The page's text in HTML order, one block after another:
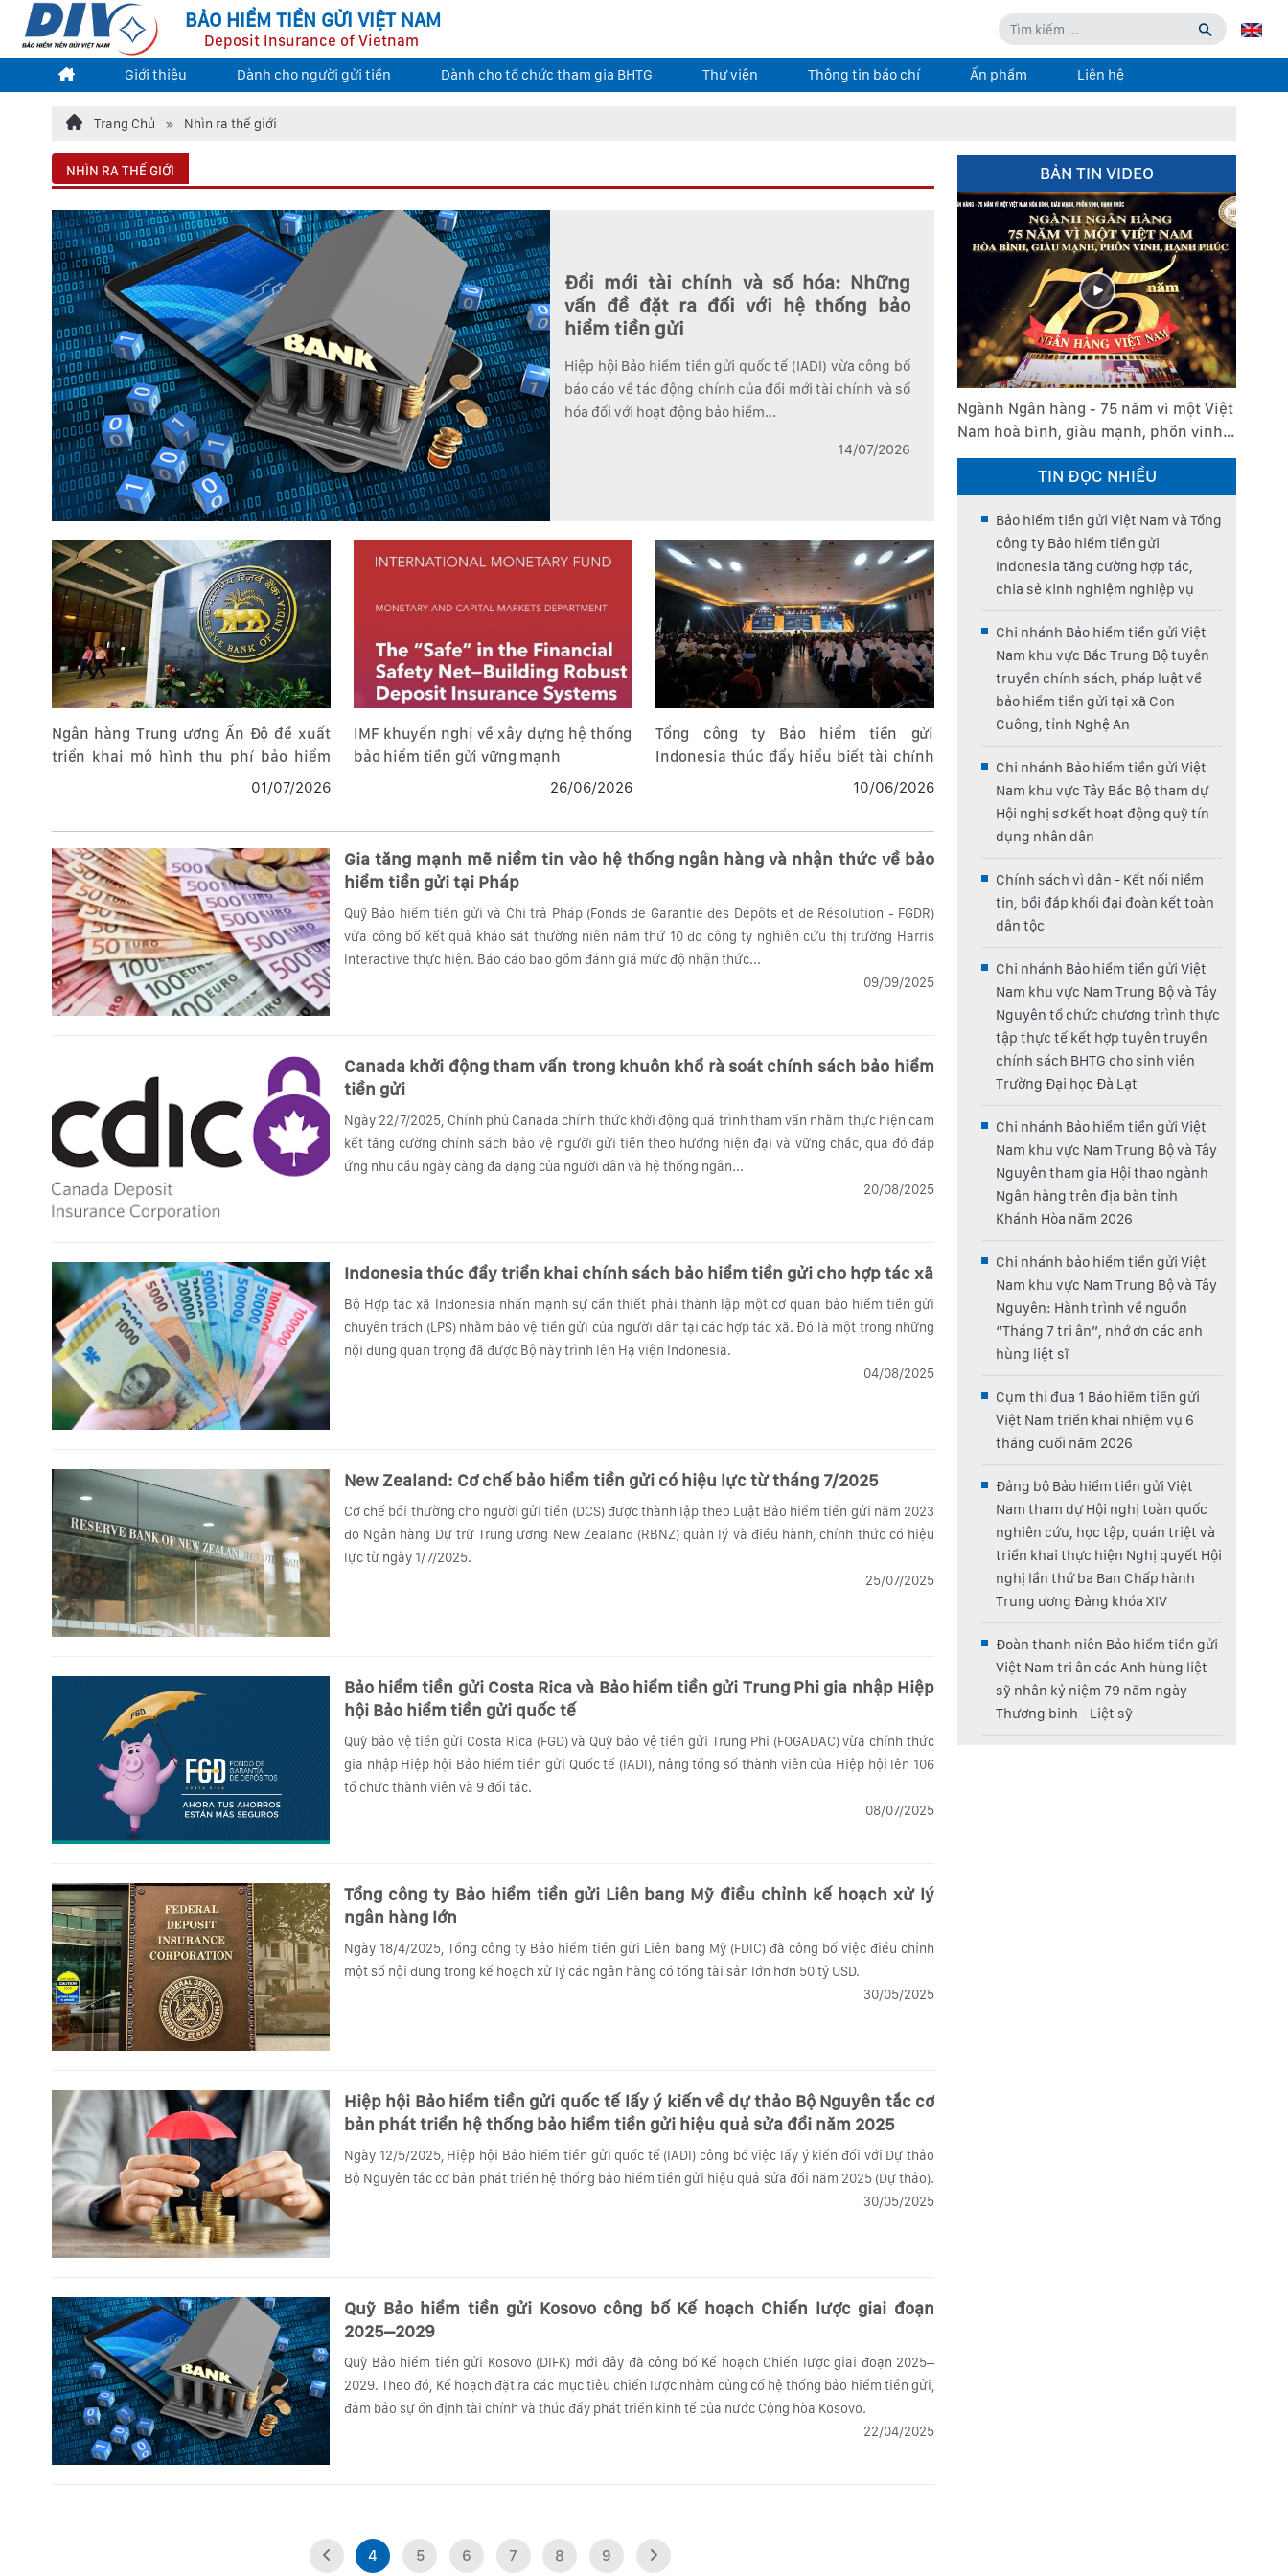
BẢO HIỂM TIỀN GỬI VIỆT NAM
Deposit Insurance of Vietnam
Giới thiệu Dành cho người gửi tiền Dành cho tổ chức tham gia BHTG Thư viện Thông tin báo chí Ấn phẩm Liên hệ
Trang Chủ Nhìn ra thế giới
NHÌN RA THẾ GIỚI
Đổi mới tài chính và số hóa: Những
vấn đề đặt ra đối với hệ thống bảo
hiểm tiền gửi
Hiệp hội Bảo hiểm tiền gửi quốc tế (IADI) vừa công bố
báo cáo về tác động chính của đổi mới tài chính và số
hóa đối với hoạt động bảo hiểm...
14/07/2026
Ngân hàng Trung ương Ấn Độ đề xuất
triển khai mô hình thu phí bảo hiểm
01/07/2026
IMF khuyến nghị về xây dựng hệ thống
bảo hiểm tiền gửi vững mạnh
26/06/2026
Tổng công ty Bảo hiểm tiền gửi
Indonesia thúc đẩy hiểu biết tài chính
cho cộng đồng thông qua Lễ hội tài
10/06/2026
Gia tăng mạnh mẽ niềm tin vào hệ thống ngân hàng và nhận thức về bảo
hiểm tiền gửi tại Pháp
Quỹ Bảo hiểm tiền gửi và Chi trả Pháp (Fonds de Garantie des Dépôts et de Résolution - FGDR)
vừa công bố kết quả khảo sát thường niên năm thứ 10 do công ty nghiên cứu thị trường Harris
Interactive thực hiện. Báo cáo bao gồm đánh giá mức độ nhận thức...
09/09/2025
Canada khởi động tham vấn trong khuôn khổ rà soát chính sách bảo hiểm
tiền gửi
Ngày 22/7/2025, Chính phủ Canada chính thức khởi động quá trình tham vấn nhằm thực hiện cam
kết tăng cường chính sách bảo vệ người gửi tiền theo hướng hiện đại và vững chắc, qua đó đáp
ứng nhu cầu ngày càng đa dạng của người dân và hệ thống ngân...
20/08/2025
Indonesia thúc đẩy triển khai chính sách bảo hiểm tiền gửi cho hợp tác xã
Bộ Hợp tác xã Indonesia nhấn mạnh sự cần thiết phải thành lập một cơ quan bảo hiểm tiền gửi
chuyên trách (LPS) nhằm bảo vệ tiền gửi của người dân tại các hợp tác xã. Đó là một trong những
nội dung quan trọng đã được Bộ này trình lên Hạ viện Indonesia.
04/08/2025
New Zealand: Cơ chế bảo hiểm tiền gửi có hiệu lực từ tháng 7/2025
Cơ chế bồi thường cho người gửi tiền (DCS) được thành lập theo Luật Bảo hiểm tiền gửi năm 2023
do Ngân hàng Dự trữ Trung ương New Zealand (RBNZ) quản lý và điều hành, chính thức có hiệu
lực từ ngày 1/7/2025.
25/07/2025
Bảo hiểm tiền gửi Costa Rica và Bảo hiểm tiền gửi Trung Phi gia nhập Hiệp
hội Bảo hiểm tiền gửi quốc tế
Quỹ bảo vệ tiền gửi Costa Rica (FGD) và Quỹ bảo vệ tiền gửi Trung Phi (FOGADAC) vừa chính thức
gia nhập Hiệp hội Bảo hiểm tiền gửi Quốc tế (IADI), nâng tổng số thành viên của Hiệp hội lên 106
tổ chức thành viên và 9 đối tác.
08/07/2025
Tổng công ty Bảo hiểm tiền gửi Liên bang Mỹ điều chỉnh kế hoạch xử lý
ngân hàng lớn
Ngày 18/4/2025, Tổng công ty Bảo hiểm tiền gửi Liên bang Mỹ (FDIC) đã công bố việc điều chỉnh
một số nội dung trong kế hoạch xử lý các ngân hàng có tổng tài sản lớn hơn 50 tỷ USD.
30/05/2025
Hiệp hội Bảo hiểm tiền gửi quốc tế lấy ý kiến về dự thảo Bộ Nguyên tắc cơ
bản phát triển hệ thống bảo hiểm tiền gửi hiệu quả sửa đổi năm 2025
Ngày 12/5/2025, Hiệp hội Bảo hiểm tiền gửi quốc tế (IADI) công bố việc lấy ý kiến đối với Dự thảo
Bộ Nguyên tắc cơ bản phát triển hệ thống bảo hiểm tiền gửi hiệu quả sửa đổi năm 2025 (Dự thảo).
30/05/2025
Quỹ Bảo hiểm tiền gửi Kosovo công bố Kế hoạch Chiến lược giai đoạn
2025–2029
Quỹ Bảo hiểm tiền gửi Kosovo (DIFK) mới đây đã công bố Kế hoạch Chiến lược giai đoạn 2025–
2029. Theo đó, Kế hoạch đặt ra các mục tiêu chiến lược nhằm củng cố hệ thống bảo hiểm tiền gửi,
đảm bảo sự ổn định tài chính và thúc đẩy phát triển kinh tế của nước Cộng hòa Kosovo.
22/04/2025
4 5 6 7 8 9
BẢN TIN VIDEO
Ngành Ngân hàng - 75 năm vì một Việt
Nam hoà bình, giàu mạnh, phồn vinh,
hạnh phúc
TIN ĐỌC NHIỀU
Bảo hiểm tiền gửi Việt Nam và Tổng
công ty Bảo hiểm tiền gửi
Indonesia tăng cường hợp tác,
chia sẻ kinh nghiệm nghiệp vụ
Chi nhánh Bảo hiểm tiền gửi Việt
Nam khu vực Bắc Trung Bộ tuyên
truyền chính sách, pháp luật về
bảo hiểm tiền gửi tại xã Con
Cuông, tỉnh Nghệ An
Chi nhánh Bảo hiểm tiền gửi Việt
Nam khu vực Tây Bắc Bộ tham dự
Hội nghị sơ kết hoạt động quỹ tín
dụng nhân dân
Chính sách vì dân - Kết nối niềm
tin, bồi đắp khối đại đoàn kết toàn
dân tộc
Chi nhánh Bảo hiểm tiền gửi Việt
Nam khu vực Nam Trung Bộ và Tây
Nguyên tổ chức chương trình thực
tập thực tế kết hợp tuyên truyền
chính sách BHTG cho sinh viên
Trường Đại học Đà Lạt
Chi nhánh Bảo hiểm tiền gửi Việt
Nam khu vực Nam Trung Bộ và Tây
Nguyên tham gia Hội thao ngành
Ngân hàng trên địa bàn tỉnh
Khánh Hòa năm 2026
Chi nhánh bảo hiểm tiền gửi Việt
Nam khu vực Nam Trung Bộ và Tây
Nguyên: Hành trình về nguồn
“Tháng 7 tri ân”, nhớ ơn các anh
hùng liệt sĩ
Cụm thi đua 1 Bảo hiểm tiền gửi
Việt Nam triển khai nhiệm vụ 6
tháng cuối năm 2026
Đảng bộ Bảo hiểm tiền gửi Việt
Nam tham dự Hội nghị toàn quốc
nghiên cứu, học tập, quán triệt và
triển khai thực hiện Nghị quyết Hội
nghị lần thứ ba Ban Chấp hành
Trung ương Đảng khóa XIV
Đoàn thanh niên Bảo hiểm tiền gửi
Việt Nam tri ân các Anh hùng liệt
sỹ nhân kỷ niệm 79 năm ngày
Thương binh - Liệt sỹ